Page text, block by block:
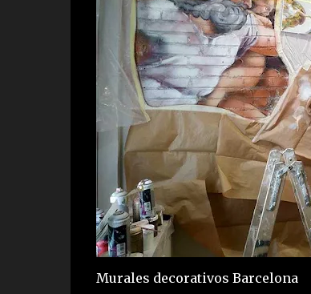
Murales decorativos Barcelona